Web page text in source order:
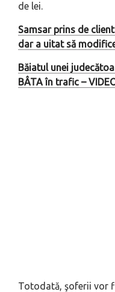
de lei.
Samsar prins de
dar a uitat să
Băiatul unei
BÂTA în trafic –
Totodată, şoferii vor